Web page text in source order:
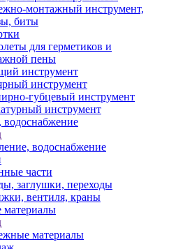
монтажный инструмент,
биты
для герметиков и
пены
инструмент
инструмент
губцевый инструмент
инструмент
водоснабжение
водоснабжение
части
заглушки, переходы
вентиля, краны
материалы